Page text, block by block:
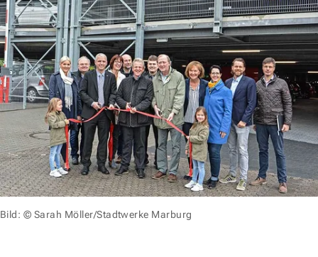
Bild: © Sarah Möller/Stadtwerke Marburg